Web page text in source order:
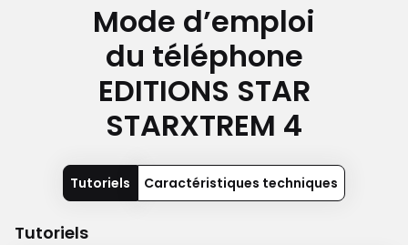
Mode d’emploi
du téléphone
EDITIONS STAR
STARXTREM 4
Tutoriels Caractéristiques techniques
Tutoriels